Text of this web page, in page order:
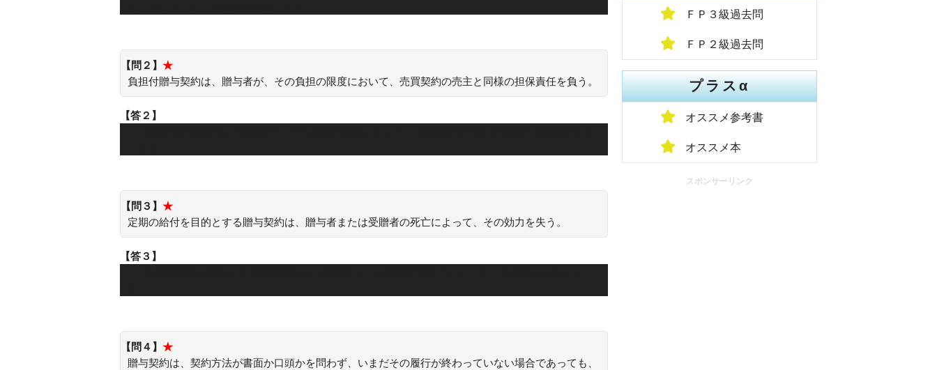
【問２】 ★
負担付贈与契約は、贈与者が、その負担の限度において、売買契約の売主と同様の担保責任を負う。
【答２】
【問３】 ★
定期の給付を目的とする贈与契約は、贈与者または受贈者の死亡によって、その効力を失う。
【答３】
【問４】 ★
贈与契約は、契約方法が書面か口頭かを問わず、いまだその履行が終わっていない場合であっても、
ＦＰ３級過去問
ＦＰ２級過去問
プラスα
オススメ参考書
オススメ本
スポンサーリンク